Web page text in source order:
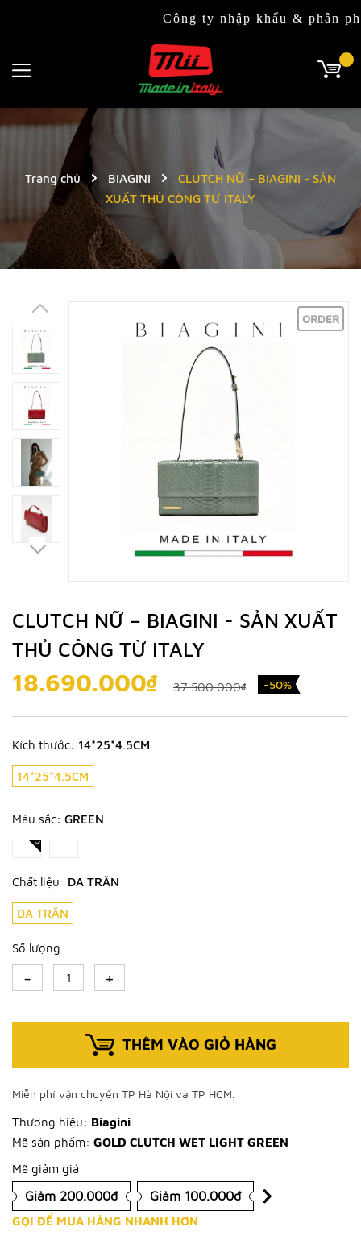
Công ty nhập khẩu & phân phối
Trang chủ BIAGINI
CLUTCH NỮ – BIAGINI - SẢN
XUẤT THỦ CÔNG TỪ ITALY
ORDER
CLUTCH NỮ – BIAGINI - SẢN XUẤT
THỦ CÔNG TỪ ITALY
18.690.000₫ 37.500.000₫ -50%
Kích thước: 14*25*4.5CM
14*25*4.5CM
Màu sắc: GREEN
Chất liệu: DA TRĂN
DA TRĂN
Số lượng
- +
THÊM VÀO GIỎ HÀNG
Miễn phí vận chuyển TP Hà Nội và TP HCM.
Thương hiệu: Biagini
Mã sản phẩm: GOLD CLUTCH WET LIGHT GREEN
Mã giảm giá
Giảm 200.000đ Giảm 100.000đ
GỌI ĐỂ MUA HÀNG NHANH HƠN